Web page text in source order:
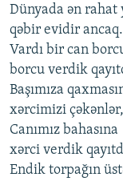
ARAŞDIRMA
MULTIMEDIA
VIDEO
FOTOQALEREYA
İNFOQRAFIKA
KARIKATURA
RADIO ARXIV
OXU ZALI
AZƏRBAYCAN
İSLAM VƏ
HAQQIMIZDA
MISSIYAMIZ
PEŞƏ ETIKASI VƏ
BIZI IZLƏ
Dünyada ən rahat
qəbir evidir ancaq.
Vardı bir can
borcu verdik
Başımıza
xərcimizi çəkənlər,
Canımız bahasına
xərci verdik
Endik torpağın